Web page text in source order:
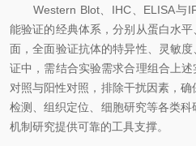
Western Blot、IHC、ELISA与
能验证的经典体系，分别从蛋白水
面，全面验证抗体的特异性、灵敏
证中，需结合实验需求合理组合上
对照与阳性对照，排除干扰因素，确
检测、组织定位、细胞研究等各类
机制研究提供可靠的工具支撑。